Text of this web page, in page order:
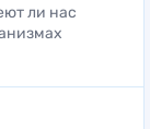
ли нас